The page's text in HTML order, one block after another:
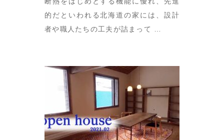
的だといわれる北海道の家には、設計
者や職人たちの工夫が詰まって …